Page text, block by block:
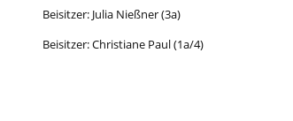
Beisitzer: Julia Nießner (3a)
Beisitzer: Christiane Paul (1a/4)